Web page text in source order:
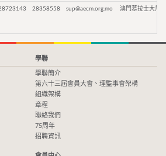
28358558 sup@aecm.org.mo 澳門慕拉士大馬
學聯
學聯簡介
第六十三屆會員大會、理監事會架構
組織架構
章程
聯絡我們
75周年
招聘資訊